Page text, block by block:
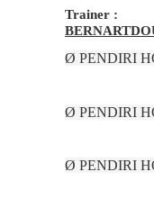
Trainer :
Ø PENDIRI
Ø PENDIRI
Ø PENDIRI